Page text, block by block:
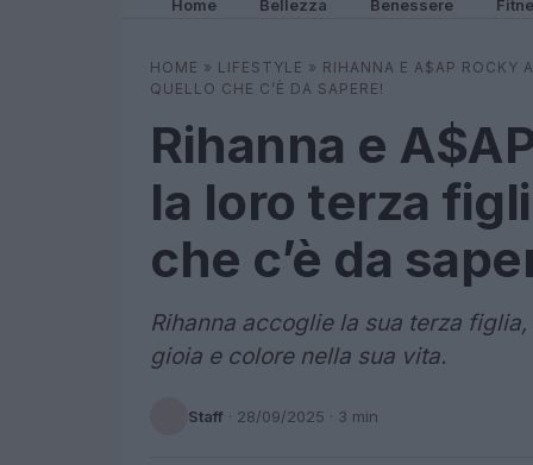
Home Bellezza Benessere
HOME » LIFESTYLE » RIHANNA E A$AP ROCKY
QUELLO CHE C’È DA SAPERE!
Rihanna e
la loro terza
che c’è da
Rihanna accoglie la sua terza
gioia e colore nella sua vita.
Staff · 28/09/2025 · 3 min